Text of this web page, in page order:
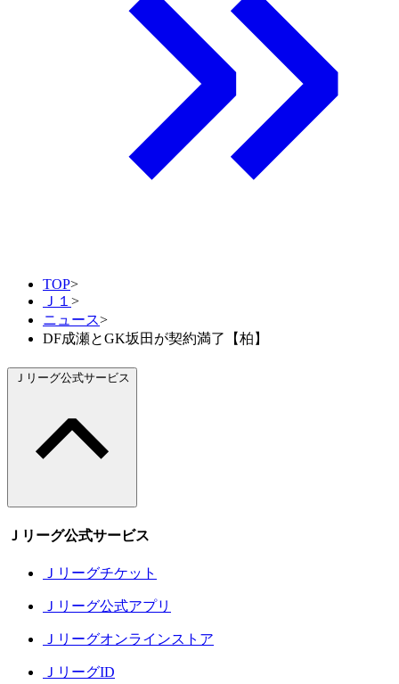
TOP>
Ｊ１ >
ニュース>
DF成瀬とGK坂田が契約満了【柏】
Ｊリーグ公式サービス
Ｊリーグ公式サービス
Ｊリーグチケット
Ｊリーグ公式アプリ
Ｊリーグオンラインストア
ＪリーグID